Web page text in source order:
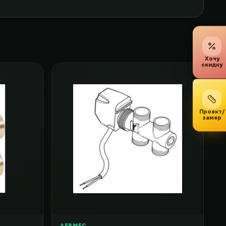
Хочу
скидку
Проект/
замер